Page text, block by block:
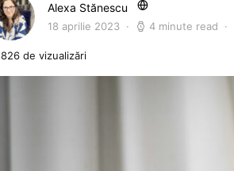
Alexa Stănescu
18 aprilie 2023 4 minute read
826 de vizualizări